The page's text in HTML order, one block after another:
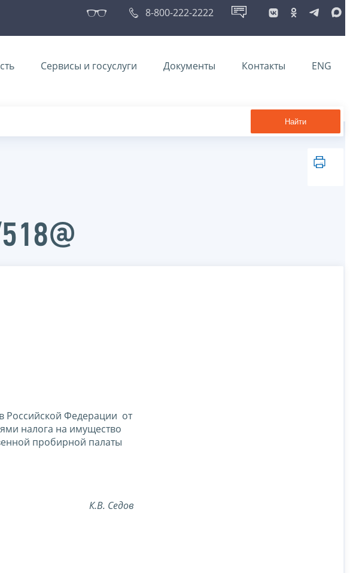
8-800-222-2222
Сервисы и госуслуги Документы Контакты ENG
Найти
Российской Федерации от
налога на имущество
пробирной палаты
К.В. Седов